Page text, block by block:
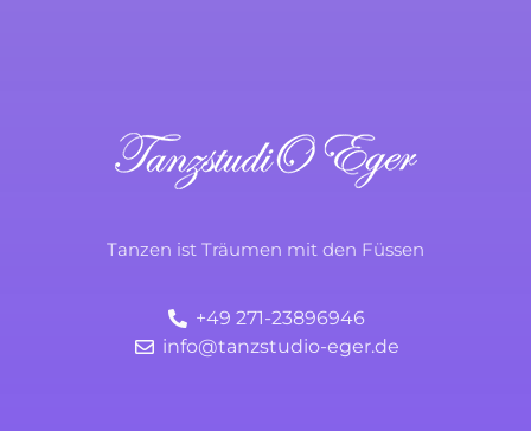
Tanzen ist Träumen mit den Füssen
+49 271-23896946
info@tanzstudio-eger.de